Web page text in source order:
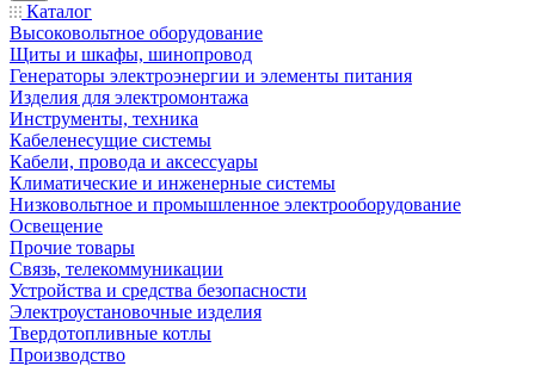
Каталог
Высоковольтное оборудование
Щиты и шкафы, шинопровод
Генераторы электроэнергии и элементы питания
Изделия для электромонтажа
Инструменты, техника
Кабеленесущие системы
Кабели, провода и аксессуары
Климатические и инженерные системы
Низковольтное и промышленное электрооборудование
Освещение
Прочие товары
Связь, телекоммуникации
Устройства и средства безопасности
Электроустановочные изделия
Твердотопливные котлы
Производство